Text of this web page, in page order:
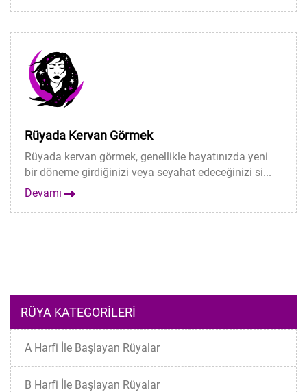
Rüyada Kervan Görmek
Rüyada kervan görmek, genellikle hayatınızda yeni
bir döneme girdiğinizi veya seyahat edeceğinizi si...
Devamı
RÜYA KATEGORILERI
A Harfi İle Başlayan Rüyalar
B Harfi İle Başlayan Rüyalar